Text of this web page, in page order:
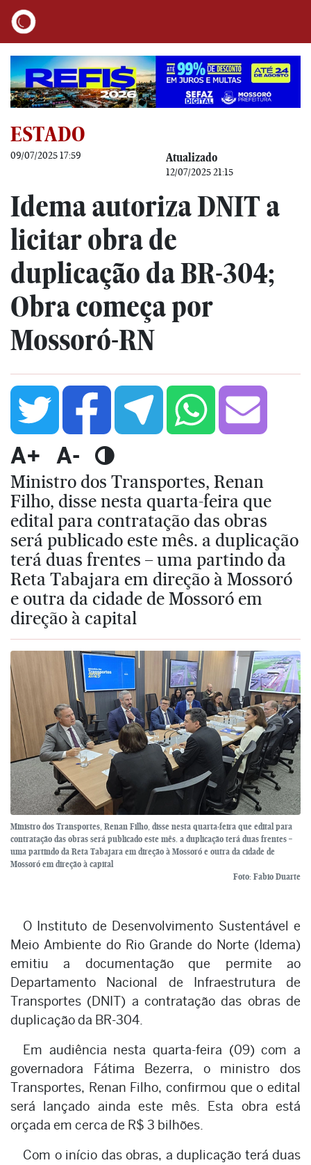
ESTADO
09/07/2025 17:59 Atualizado
12/07/2025 21:15
Idema autoriza DNIT a
licitar obra de
duplicação da BR-304;
Obra começa por
Mossoró-RN
A+ A-
Ministro dos Transportes, Renan
Filho, disse nesta quarta-feira que
edital para contratação das obras
será publicado este mês. a duplicação
terá duas frentes – uma partindo da
Reta Tabajara em direção à Mossoró
e outra da cidade de Mossoró em
direção à capital
Ministro dos Transportes, Renan Filho, disse nesta quarta-feira que edital para
contratação das obras será publicado este mês. a duplicação terá duas frentes –
uma partindo da Reta Tabajara em direção à Mossoró e outra da cidade de
Mossoró em direção à capital
Foto: Fabio Duarte
O Instituto de Desenvolvimento Sustentável e
Meio Ambiente do Rio Grande do Norte (Idema)
emitiu a documentação que permite ao
Departamento Nacional de Infraestrutura de
Transportes (DNIT) a contratação das obras de
duplicação da BR-304.
Em audiência nesta quarta-feira (09) com a
governadora Fátima Bezerra, o ministro dos
Transportes, Renan Filho, confirmou que o edital
será lançado ainda este mês. Esta obra está
orçada em cerca de R$ 3 bilhões.
Com o início das obras, a duplicação terá duas